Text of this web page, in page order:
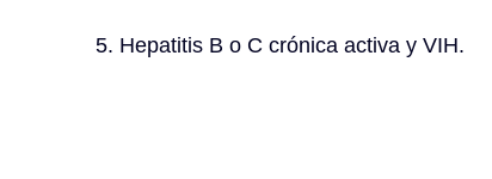
5. Hepatitis B o C crónica activa y VIH.